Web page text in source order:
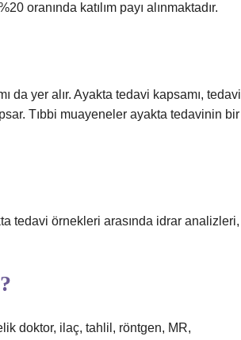
oranında katılım payı alınmaktadır.
da yer alır. Ayakta tedavi kapsamı, tedavi
Tıbbi muayeneler ayakta tedavinin bir
tedavi örnekleri arasında idrar analizleri,
doktor, ilaç, tahlil, röntgen, MR,